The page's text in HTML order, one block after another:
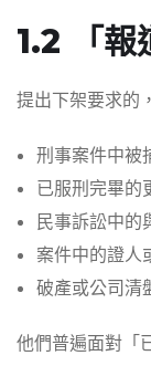
1.2 「報
提出下架要求的
刑事案件中被
已服刑完畢的
民事訴訟中的
案件中的證人
破產或公司清
他們普遍面對「